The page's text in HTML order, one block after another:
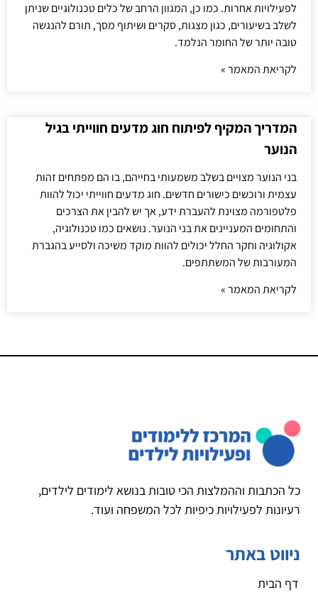
לפעילויות אחרות. כמו כן, המגוון הרחב של כלים טכנולוגיים שניתן
לשלב בשיעורים, כגון מצגות, סקרים ושיתוף מסך, תורם להנגשה
טובה יותר של החומר הנלמד.
לקריאת המאמר »
המדריך המקיף לפיתוח חוג מדעים חווייתי בגיל
הנוער
בני הנוער מצויים בשלב משמעותי בחייהם, בו הם מפתחים זהות
עצמית ורוכשים כישורים חדשים. חוג מדעים חווייתי יכול להוות
פלטפורמה מצוינת להעברת ידע, אך יש להבין את הצרכים
והתחומים המעניינים את בני הנוער. נושאים כמו טכנולוגיה,
אקולוגיה וחקר החלל יכולים להוות מוקד משיכה ולסייע בהגברת
המעורבות של המשתתפים.
לקריאת המאמר »
כל הכתבות וההמלצות הכי טובות בנושא לימודים לילדים,
רעיונות לפעילויות כיפיות לכל המשפחה ועוד.
ניווט באתר
דף הבית